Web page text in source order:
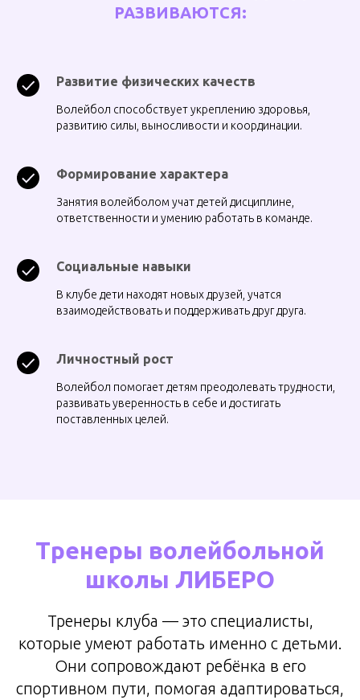
РАЗВИВАЮТСЯ:
Развитие физических качеств
Волейбол способствует укреплению здоровья,
развитию силы, выносливости и координации.
Формирование характера
Занятия волейболом учат детей дисциплине,
ответственности и умению работать в команде.
Социальные навыки
В клубе дети находят новых друзей, учатся
взаимодействовать и поддерживать друг друга.
Личностный рост
Волейбол помогает детям преодолевать трудности,
развивать уверенность в себе и достигать
поставленных целей.
Тренеры волейбольной
школы ЛИБЕРО
Тренеры клуба — это специалисты,
которые умеют работать именно с детьми.
Они сопровождают ребёнка в его
спортивном пути, помогая адаптироваться,